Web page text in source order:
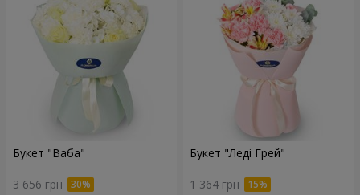
Букет "Ваба"
3 656 грн
Букет "Леді Грей"
1 364 грн